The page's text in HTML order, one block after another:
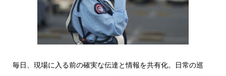
毎日、現場に入る前の確実な伝達と情報を共有化。日常の巡